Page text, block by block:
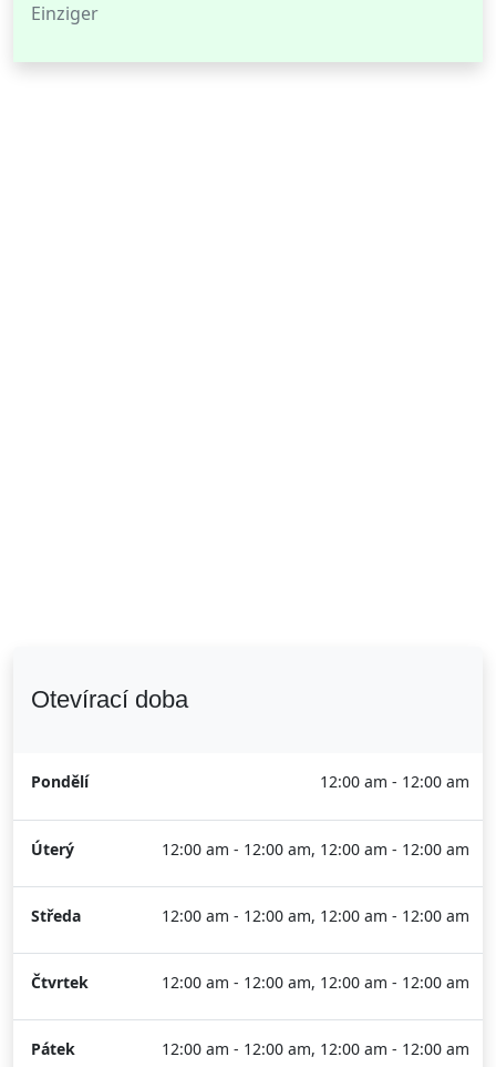
Einziger
Otevírací doba
Pondělí 12:00 am - 12:00 am
Úterý 12:00 am - 12:00 am, 12:00 am - 12:00 am
Středa 12:00 am - 12:00 am, 12:00 am - 12:00 am
Čtvrtek 12:00 am - 12:00 am, 12:00 am - 12:00 am
Pátek 12:00 am - 12:00 am, 12:00 am - 12:00 am